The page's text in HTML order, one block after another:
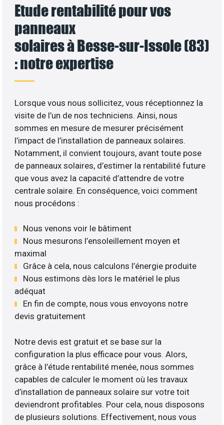
Etude rentabilité pour vos
panneaux
solaires à Besse-sur-Issole (83)
: notre expertise
Lorsque vous nous sollicitez, vous réceptionnez la
visite de l’un de nos techniciens. Ainsi, nous
sommes en mesure de mesurer précisément
l’impact de l’installation de panneaux solaires.
Notamment, il convient toujours, avant toute pose
de panneaux solaires, d’estimer la rentabilité future
que vous avez la capacité d’attendre de votre
centrale solaire. En conséquence, voici comment
nous procédons :
Nous venons voir le bâtiment
Nous mesurons l’ensoleillement moyen et
maximal
Grâce à cela, nous calculons l’énergie produite
Nous estimons dès lors le matériel le plus
adéquat
En fin de compte, nous vous envoyons notre
devis gratuitement
Notre devis est gratuit et se base sur la
configuration la plus efficace pour vous. Alors,
grâce à l’étude rentabilité menée, nous sommes
capables de calculer le moment où les travaux
d’installation de panneaux solaire sur votre toit
deviendront profitables. Pour cela, nous disposons
de plusieurs solutions. Effectivement, nous vous